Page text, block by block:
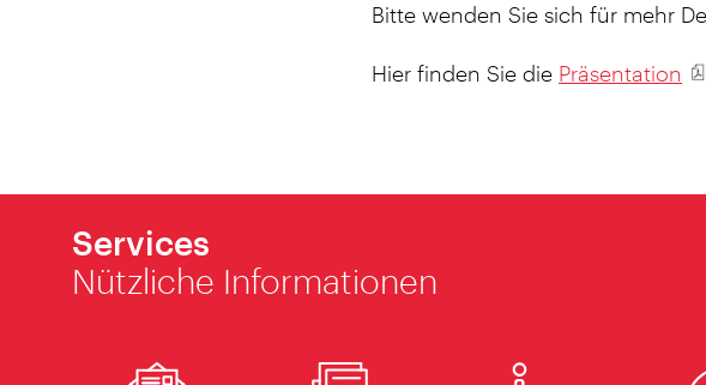
Bitte wenden Sie sich für mehr
Hier finden Sie die Präsentation
Services
Nützliche Informationen